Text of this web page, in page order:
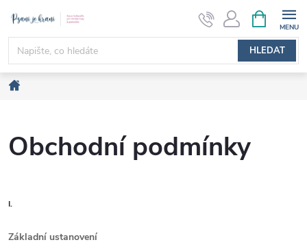
obsah
HLEDAT
NÁKUPNÍ
KOŠÍK
Obchodní podmínky
I.
Základní ustanovení